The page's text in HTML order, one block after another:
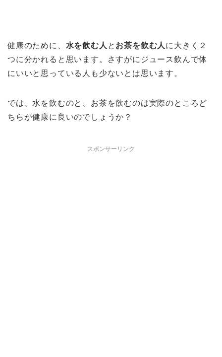
健康のために、 水を飲む人 と お茶を飲む人 に大きく２
つに分かれると思います。さすがにジュース飲んで体
にいいと思っている人も少ないとは思います。
では、水を飲むのと、お茶を飲むのは実際のところど
ちらが健康に良いのでしょうか？
スポンサーリンク